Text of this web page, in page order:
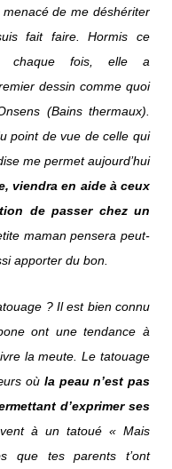
de me déshériter
fait faire. Hormis ce
à chaque fois, elle a
dessin comme quoi
(Bains thermaux).
point de vue de celle qui
me permet aujourd’hui
viendra en aide à ceux
de passer chez un
maman pensera peut-
apporter du bon.
? Il est bien connu
ont une tendance à
la meute. Le tatouage
où la peau n’est pas
d’exprimer ses
à un tatoué « Mais
que tes parents t’ont